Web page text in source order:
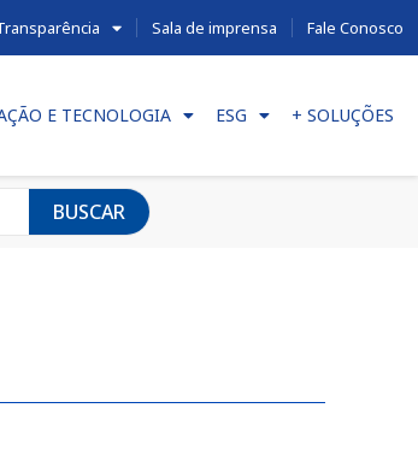
Sala de imprensa Fale Conosco
E TECNOLOGIA ESG + SOLUÇÕES
BUSCAR